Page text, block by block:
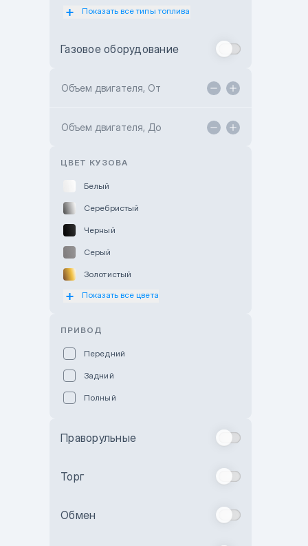
Subaru Motor Almaty
Toyota Kokshetau
Hyundai ShymCity
Показать все типы топлива
Газовое оборудование
Объем двигателя, От
Объем двигателя, До
ЦВЕТ КУЗОВА
Белый
Серебристый
Черный
Серый
Золотистый
Оранжевый
Бежевый
Показать все цвета
ПРИВОД
Передний
Задний
Полный
Праворульные
Торг
Обмен